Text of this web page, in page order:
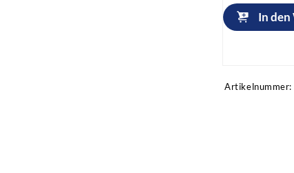
In
Artikelnummer: